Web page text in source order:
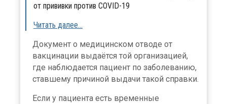
от прививки против COVID-19
Читать далее…
Документ о медицинском отводе от
вакцинации выдаётся той организацией,
где наблюдается пациент по заболеванию,
ставшему причиной выдачи такой справки.
Если у пациента есть временные